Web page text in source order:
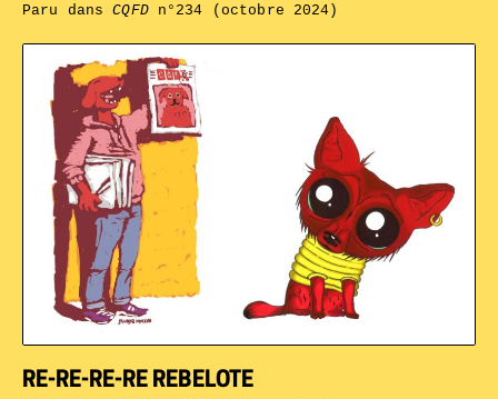
RE-RE-RE-RE REBELOTE
Paru dansCQFDn°234 (octobre 2024)